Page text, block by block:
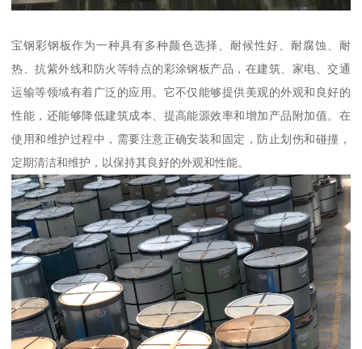
宝钢彩钢板作为一种具有多种颜色选择、耐候性好、耐腐蚀、耐
热、抗紫外线和防火等特点的彩涂钢板产品，在建筑、家电、交通
运输等领域有着广泛的应用。它不仅能够提供美观的外观和良好的
性能，还能够降低建筑成本、提高能源效率和增加产品附加值。在
使用和维护过程中，需要注意正确安装和固定，防止划伤和碰撞，
定期清洁和维护，以保持其良好的外观和性能。